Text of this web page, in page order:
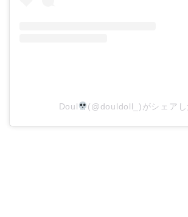
Doul (@douldoll_)がシェアし